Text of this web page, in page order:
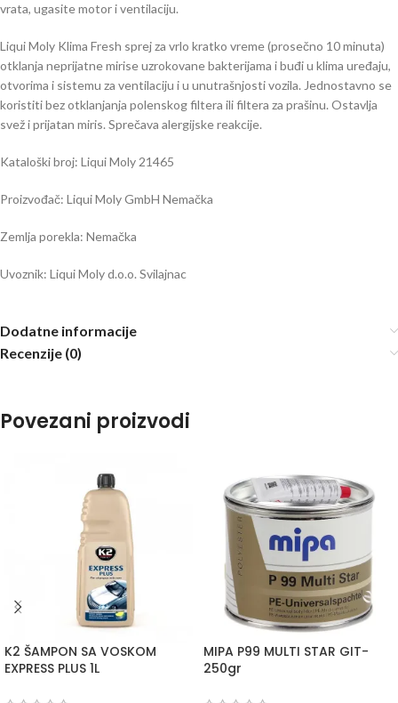
vrata, ugasite motor i ventilaciju.
Liqui Moly Klima Fresh sprej za vrlo kratko vreme (prosečno 10 minuta)
otklanja neprijatne mirise uzrokovane bakterijama i buđi u klima uređaju,
otvorima i sistemu za ventilaciju i u unutrašnjosti vozila. Jednostavno se
koristiti bez otklanjanja polenskog filtera ili filtera za prašinu. Ostavlja
svež i prijatan miris. Sprečava alergijske reakcije.
Kataloški broj: Liqui Moly 21465
Proizvođač: Liqui Moly GmbH Nemačka
Zemlja porekla: Nemačka
Uvoznik: Liqui Moly d.o.o. Svilajnac
Dodatne informacije
Recenzije (0)
Povezani proizvodi
K2 ŠAMPON SA VOSKOM
EXPRESS PLUS 1L
MIPA P99 MULTI STAR GIT-
250gr